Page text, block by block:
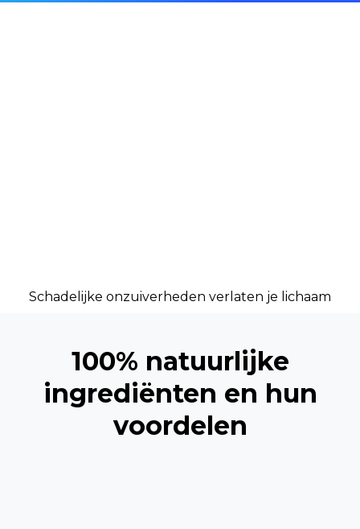
Schadelijke onzuiverheden verlaten je lichaam
100% natuurlijke
ingrediënten en hun
voordelen